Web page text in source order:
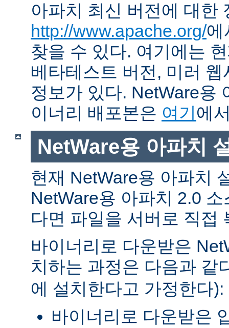
아파치 최신 버전에 대한
http://www.apache.org/에
찾을 수 있다. 여기에는
베타테스트 버전, 미러
정보가 있다. NetWare용
이너리 배포본은 여기에
NetWare용 아파치
현재 NetWare용 아파치
NetWare용 아파치 2.0
다면 파일을 서버로 직접
바이너리로 다운받은
치하는 과정은 다음과 같
에 설치한다고 가정한다):
바이너리로 다운받은